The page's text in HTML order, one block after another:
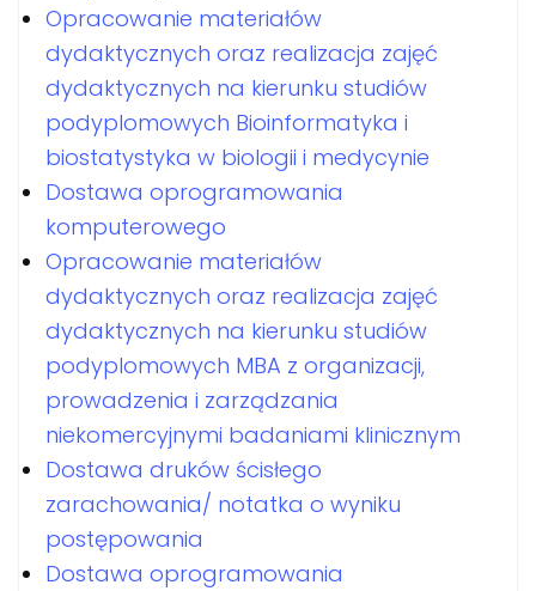
Opracowanie materiałów
dydaktycznych oraz realizacja zajęć
dydaktycznych na kierunku studiów
podyplomowych Bioinformatyka i
biostatystyka w biologii i medycynie
Dostawa oprogramowania
komputerowego
Opracowanie materiałów
dydaktycznych oraz realizacja zajęć
dydaktycznych na kierunku studiów
podyplomowych MBA z organizacji,
prowadzenia i zarządzania
niekomercyjnymi badaniami klinicznym
Dostawa druków ścisłego
zarachowania/ notatka o wyniku
postępowania
Dostawa oprogramowania